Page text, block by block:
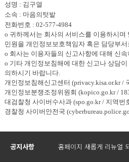
성명 : 김구열
소속 : 마음의텃밭
전화번호 : 02-577-4984
o 귀하께서는 회사의 서비스를 이용하시며
민원을 개인정보보호책임자 혹은 담당부
o 회사는 이용자들의 신고사항에 대해 신
o 기타 개인정보침해에 대한 신고나 상담
의하시기 바랍니다.
개인정보침해신고센터 (privacy.kisa.or.kr /
개인정보분쟁조정위원회 (kopico.go.kr /
대검찰청 사이버수사과 (spo.go.kr / 지역번
경찰청 사이버안전국
공지사항 홈페이지 새롭게 리뉴얼